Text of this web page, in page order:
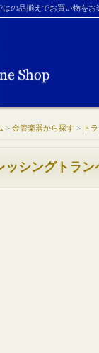
の品揃えでお買い物を
> 金管楽器から探す > ト
ッシングトラン